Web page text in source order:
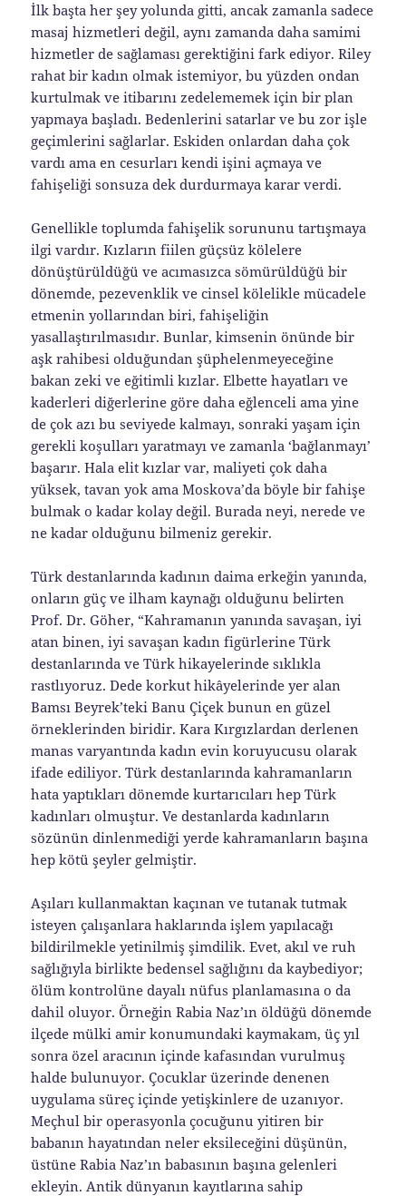
İlk başta her şey yolunda gitti, ancak zamanla sadece
masaj hizmetleri değil, aynı zamanda daha samimi
hizmetler de sağlaması gerektiğini fark ediyor. Riley
rahat bir kadın olmak istemiyor, bu yüzden ondan
kurtulmak ve itibarını zedelememek için bir plan
yapmaya başladı. Bedenlerini satarlar ve bu zor işle
geçimlerini sağlarlar. Eskiden onlardan daha çok
vardı ama en cesurları kendi işini açmaya ve
fahişeliği sonsuza dek durdurmaya karar verdi.
Genellikle toplumda fahişelik sorununu tartışmaya
ilgi vardır. Kızların fiilen güçsüz kölelere
dönüştürüldüğü ve acımasızca sömürüldüğü bir
dönemde, pezevenklik ve cinsel kölelikle mücadele
etmenin yollarından biri, fahişeliğin
yasallaştırılmasıdır. Bunlar, kimsenin önünde bir
aşk rahibesi olduğundan şüphelenmeyeceğine
bakan zeki ve eğitimli kızlar. Elbette hayatları ve
kaderleri diğerlerine göre daha eğlenceli ama yine
de çok azı bu seviyede kalmayı, sonraki yaşam için
gerekli koşulları yaratmayı ve zamanla ‘bağlanmayı’
başarır. Hala elit kızlar var, maliyeti çok daha
yüksek, tavan yok ama Moskova’da böyle bir fahişe
bulmak o kadar kolay değil. Burada neyi, nerede ve
ne kadar olduğunu bilmeniz gerekir.
Türk destanlarında kadının daima erkeğin yanında,
onların güç ve ilham kaynağı olduğunu belirten
Prof. Dr. Göher, “Kahramanın yanında savaşan, iyi
atan binen, iyi savaşan kadın figürlerine Türk
destanlarında ve Türk hikayelerinde sıklıkla
rastlıyoruz. Dede korkut hikâyelerinde yer alan
Bamsı Beyrek’teki Banu Çiçek bunun en güzel
örneklerinden biridir. Kara Kırgızlardan derlenen
manas varyantında kadın evin koruyucusu olarak
ifade ediliyor. Türk destanlarında kahramanların
hata yaptıkları dönemde kurtarıcıları hep Türk
kadınları olmuştur. Ve destanlarda kadınların
sözünün dinlenmediği yerde kahramanların başına
hep kötü şeyler gelmiştir.
Aşıları kullanmaktan kaçınan ve tutanak tutmak
isteyen çalışanlara haklarında işlem yapılacağı
bildirilmekle yetinilmiş şimdilik. Evet, akıl ve ruh
sağlığıyla birlikte bedensel sağlığını da kaybediyor;
ölüm kontrolüne dayalı nüfus planlamasına o da
dahil oluyor. Örneğin Rabia Naz’ın öldüğü dönemde
ilçede mülki amir konumundaki kaymakam, üç yıl
sonra özel aracının içinde kafasından vurulmuş
halde bulunuyor. Çocuklar üzerinde denenen
uygulama süreç içinde yetişkinlere de uzanıyor.
Meçhul bir operasyonla çocuğunu yitiren bir
babanın hayatından neler eksileceğini düşünün,
üstüne Rabia Naz’ın babasının başına gelenleri
ekleyin. Antik dünyanın kayıtlarına sahip